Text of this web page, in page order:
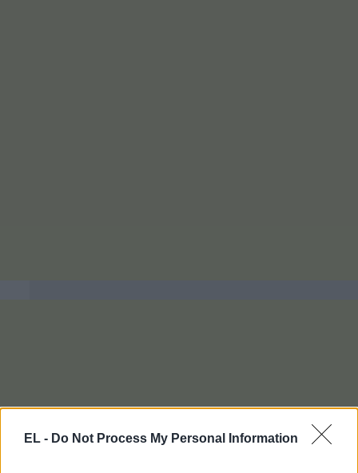
EL - Do Not Process My Personal Information